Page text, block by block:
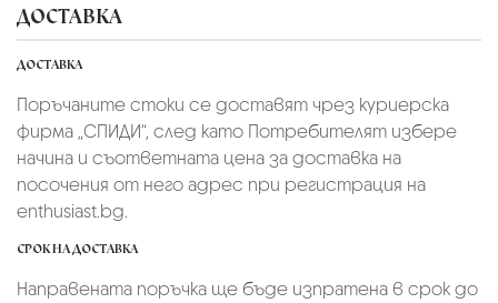
ДОСТАВКА
ДОСТАВКА
Поръчаните стоки се доставят чрез куриерскa
фирмa „СПИДИ“, след като Потребителят избере
начина и съответната цена за доставка на
посочения от него адрес при регистрация на
enthusiast.bg.
СРОК НА ДОСТАВКА
Направената поръчка ще бъде изпратена в срок до